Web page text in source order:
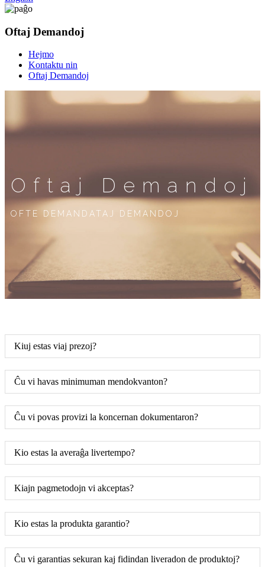
Oftaj Demandoj
Hejmo
Kontaktu nin
Oftaj Demandoj
Oftaj Demandoj
OFTE DEMANDATAJ DEMANDOJ
Kiuj estas viaj prezoj?
Ĉu vi havas minimuman mendokvanton?
Ĉu vi povas provizi la koncernan dokumentaron?
Kio estas la averaĝa livertempo?
Kiajn pagmetodojn vi akceptas?
Kio estas la produkta garantio?
Ĉu vi garantias sekuran kaj fidindan liveradon de produktoj?